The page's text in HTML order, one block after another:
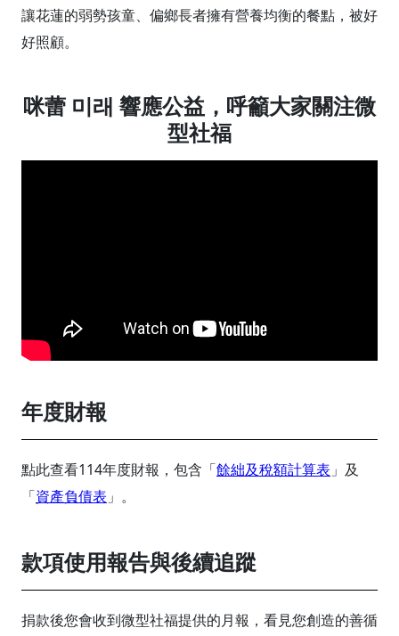
讓花蓮的弱勢孩童、偏鄉長者擁有營養均衡的餐點，被好
好照顧。
咪蕾 미래 響應公益，呼籲大家關注微
型社福
年度財報
點此查看114年度財報，包含「餘絀及稅額計算表 」及
「資產負債表 」。
款項使用報告與後續追蹤
捐款後您會收到微型社福提供的月報，看見您創造的善循